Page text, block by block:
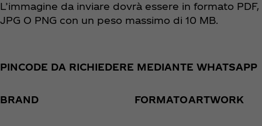
L’immagine da inviare dovrà essere in formato PDF,
JPG O PNG con un peso massimo di 10 MB.
PINCODE DA RICHIEDERE MEDIANTE WHATSAPP
BRAND FORMATOARTWORK